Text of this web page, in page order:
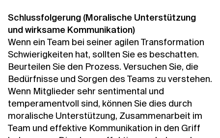
Schlussfolgerung (Moralische Unterstützung
und wirksame Kommunikation)
Wenn ein Team bei seiner agilen Transformation
Schwierigkeiten hat, sollten Sie es beschatten.
Beurteilen Sie den Prozess. Versuchen Sie, die
Bedürfnisse und Sorgen des Teams zu verstehen.
Wenn Mitglieder sehr sentimental und
temperamentvoll sind, können Sie dies durch
moralische Unterstützung, Zusammenarbeit im
Team und effektive Kommunikation in den Griff